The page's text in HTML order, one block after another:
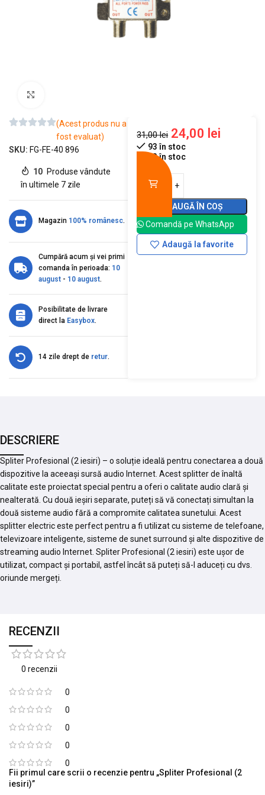
(Acest produs nu a
fost evaluat)
SKU: FG-FE-40 896
10 Produse vândute
în ultimele 7 zile
Magazin 100% românesc.
Cumpără acum și vei primi
comanda în perioada: 10
august - 10 august.
Posibilitate de livrare
direct la Easybox.
14 zile drept de retur.
31,00lei 24,00 lei
93 în stoc
93 în stoc
ADAUGĂ ÎN COȘ
Comandă pe WhatsApp
Adaugă la favorite
DESCRIERE
Spliter Profesional (2 iesiri) – o soluție ideală pentru conectarea a două
dispozitive la aceeași sursă audio Internet. Acest splitter de înaltă
calitate este proiectat special pentru a oferi o calitate audio clară și
nealterată. Cu două ieșiri separate, puteți să vă conectați simultan la
două sisteme audio fără a compromite calitatea sunetului. Acest
splitter electric este perfect pentru a fi utilizat cu sisteme de telefoane,
televizoare inteligente, sisteme de sunet surround și alte dispozitive de
streaming audio Internet. Spliter Profesional (2 iesiri) este ușor de
utilizat, compact și portabil, astfel încât să puteți să-l aduceți cu dvs.
oriunde mergeți.
RECENZII
0 recenzii
0
0
0
0
0
Fii primul care scrii o recenzie pentru „Spliter Profesional (2
iesiri)”